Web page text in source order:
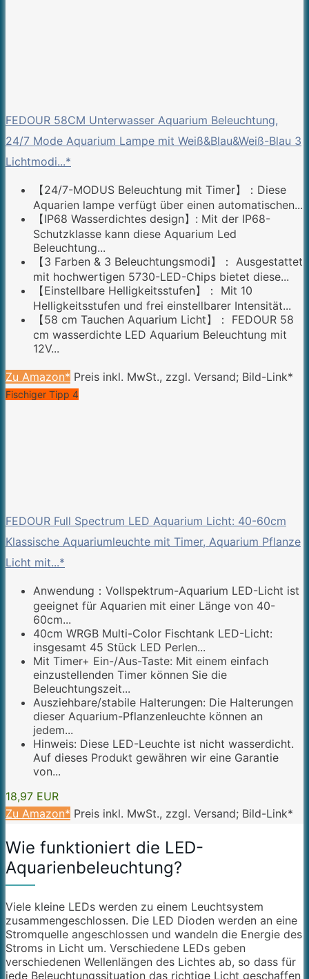
FEDOUR 58CM Unterwasser Aquarium Beleuchtung,
24/7 Mode Aquarium Lampe mit Weiß&Blau&Weiß-Blau 3
Lichtmodi...*
【24/7-MODUS Beleuchtung mit Timer】：Diese
Aquarien lampe verfügt über einen automatischen...
【IP68 Wasserdichtes design】: Mit der IP68-
Schutzklasse kann diese Aquarium Led
Beleuchtung...
【3 Farben & 3 Beleuchtungsmodi】： Ausgestattet
mit hochwertigen 5730-LED-Chips bietet diese...
【Einstellbare Helligkeitsstufen】： Mit 10
Helligkeitsstufen und frei einstellbarer Intensität...
【58 cm Tauchen Aquarium Licht】： FEDOUR 58
cm wasserdichte LED Aquarium Beleuchtung mit
12V...
Zu Amazon* Preis inkl. MwSt., zzgl. Versand; Bild-Link*
Fischiger Tipp 4
FEDOUR Full Spectrum LED Aquarium Licht: 40-60cm
Klassische Aquariumleuchte mit Timer, Aquarium Pflanze
Licht mit...*
Anwendung：Vollspektrum-Aquarium LED-Licht ist
geeignet für Aquarien mit einer Länge von 40-
60cm...
40cm WRGB Multi-Color Fischtank LED-Licht:
insgesamt 45 Stück LED Perlen...
Mit Timer+ Ein-/Aus-Taste: Mit einem einfach
einzustellenden Timer können Sie die
Beleuchtungszeit...
Ausziehbare/stabile Halterungen: Die Halterungen
dieser Aquarium-Pflanzenleuchte können an
jedem...
Hinweis: Diese LED-Leuchte ist nicht wasserdicht.
Auf dieses Produkt gewähren wir eine Garantie
von...
18,97 EUR
Zu Amazon* Preis inkl. MwSt., zzgl. Versand; Bild-Link*
Wie funktioniert die LED-
Aquarienbeleuchtung?
Viele kleine LEDs werden zu einem Leuchtsystem
zusammengeschlossen. Die LED Dioden werden an eine
Stromquelle angeschlossen und wandeln die Energie des
Stroms in Licht um. Verschiedene LEDs geben
verschiedenen Wellenlängen des Lichtes ab, so dass für
jede Beleuchtungssituation das richtige Licht geschaffen